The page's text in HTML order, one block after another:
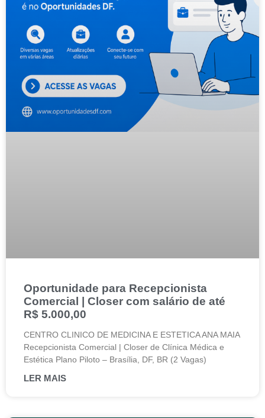
Oportunidade para Recepcionista
Comercial | Closer com salário de até
R$ 5.000,00
CENTRO CLINICO DE MEDICINA E ESTETICA ANA MAIA
Recepcionista Comercial | Closer de Clínica Médica e
Estética Plano Piloto – Brasília, DF, BR (2 Vagas)
LER MAIS